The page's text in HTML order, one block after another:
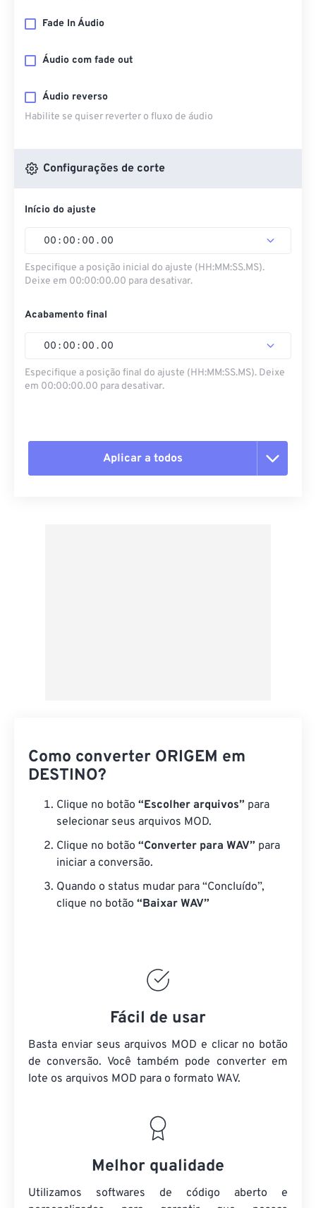
Fade In Áudio
Áudio com fade out
Áudio reverso
Habilite se quiser reverter o fluxo de áudio
Configurações de corte
Início do ajuste
00 : 00 : 00 . 00
Especifique a posição inicial do ajuste (HH:MM:SS.MS).
Deixe em 00:00:00.00 para desativar.
Acabamento final
00 : 00 : 00 . 00
Especifique a posição final do ajuste (HH:MM:SS.MS). Deixe
em 00:00:00.00 para desativar.
Aplicar a todos
Como converter ORIGEM em
DESTINO?
Clique no botão “Escolher arquivos” para
selecionar seus arquivos MOD.
Clique no botão “Converter para WAV” para
iniciar a conversão.
Quando o status mudar para “Concluído”,
clique no botão “Baixar WAV”
Fácil de usar
Basta enviar seus arquivos MOD e clicar no botão
de conversão. Você também pode converter em
lote os arquivos MOD para o formato WAV.
Melhor qualidade
Utilizamos softwares de código aberto e